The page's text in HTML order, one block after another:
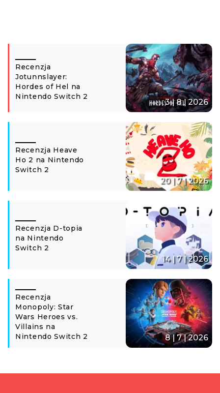
Recenzja
Jotunnslayer:
Hordes of Hel na
Nintendo Switch 2
3 | 8 | 2026
Recenzja Heave
Ho 2 na Nintendo
Switch 2
20 | 7 | 2026
Recenzja D-topia
na Nintendo
Switch 2
14 | 7 | 2026
Recenzja
Monopoly: Star
Wars Heroes vs.
Villains na
Nintendo Switch 2
8 | 7 | 2026